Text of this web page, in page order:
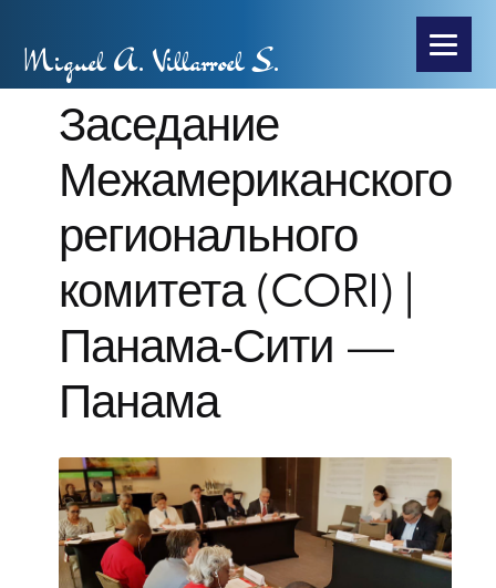
Miguel A. Villarroel S.
Заседание
Межамериканского
регионального
комитета (CORI) |
Панама-Сити —
Панама